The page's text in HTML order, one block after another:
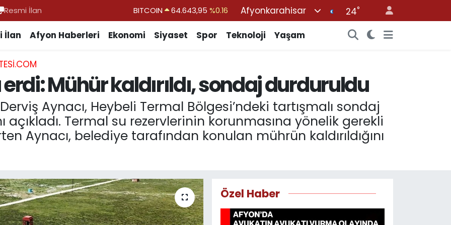
Resmi İlan DOLAR 47,6006%0.06
BİST100
13.799%70
BITCOIN
64.643,95
Afyonkarahisar 24°
İlan Afyon Haberleri Ekonomi Siyaset Spor Teknoloji Yaşam
Mühür kaldırıldı, sondaj durduruldu
Aynacı, Heybeli Termal Bölgesi’ndeki tartışmalı sondaj
açıkladı. Termal su rezervlerinin korunmasına yönelik gerekli
Aynacı, belediye tarafından konulan mührün kaldırıldığını
Özel Haber